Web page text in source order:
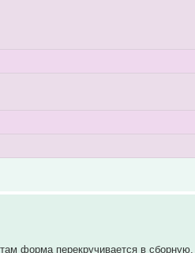
форма перекручивается в сборную.